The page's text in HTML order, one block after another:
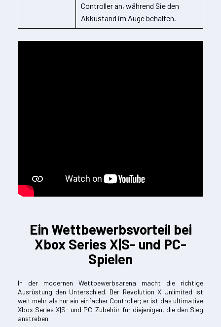
Controller an, während Sie den
Akkustand im Auge behalten.
Ein Wettbewerbsvorteil bei
Xbox Series X|S- und PC-
Spielen
In der modernen Wettbewerbsarena macht die richtige
Ausrüstung den Unterschied. Der Revolution X Unlimited ist
weit mehr als nur ein einfacher Controller; er ist das ultimative
Xbox Series X|S- und PC-Zubehör für diejenigen, die den Sieg
anstreben.